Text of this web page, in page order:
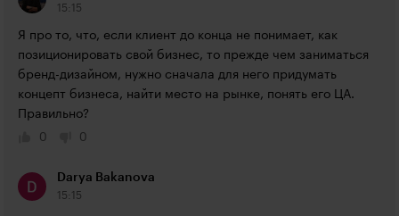
15:15
Я про то, что, если клиент до конца не понимает, как
позиционировать свой бизнес, то прежде чем заниматься
бренд-дизайном, нужно сначала для него придумать
концепт бизнеса, найти место на рынке, понять его ЦА.
Правильно?
0
0
Darya Bakanova
15:15